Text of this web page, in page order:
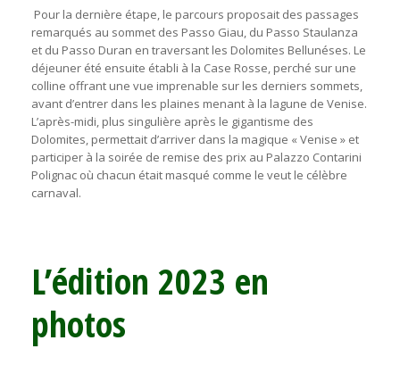
Pour la dernière étape, le parcours proposait des passages
remarqués au sommet des Passo Giau, du Passo Staulanza
et du Passo Duran en traversant les Dolomites Bellunéses. Le
déjeuner été ensuite établi à la Case Rosse, perché sur une
colline offrant une vue imprenable sur les derniers sommets,
avant d’entrer dans les plaines menant à la lagune de Venise.
L’après-midi, plus singulière après le gigantisme des
Dolomites, permettait d’arriver dans la magique « Venise » et
participer à la soirée de remise des prix au Palazzo Contarini
Polignac où chacun était masqué comme le veut le célèbre
carnaval.
L’édition 2023 en
photos